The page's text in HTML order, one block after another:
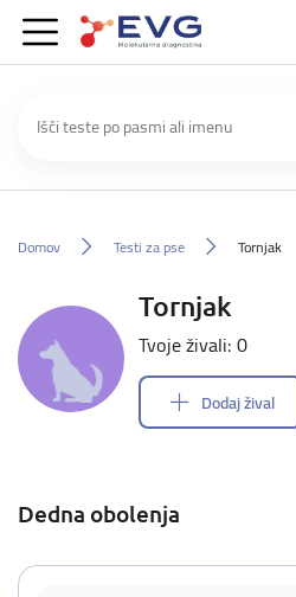
Domov Testi za pse Tornjak
Tornjak
Tvoje živali: 0
Dodaj žival
Dedna obolenja